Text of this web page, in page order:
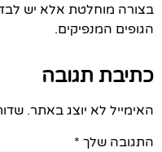
בצורה מוחלטת אלא יש
הגופים המנפיקים.
כתיבת תגובה
האימייל לא יוצג באתר.
התגובה שלך *